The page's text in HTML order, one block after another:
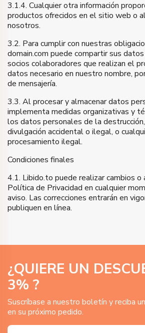
3.1.4. Cualquier otra información
productos ofrecidos en el sitio web o
nosotros.
3.2. Para cumplir con nuestras
domain.com puede compartir sus
socios colaboradores que realizan el
datos necesario en nuestro nombre,
de mensajería.
3.3. Al procesar y almacenar datos
implementa medidas organizativas y
los datos personales de la
divulgación accidental o ilegal, o
procesamiento ilegal.
Condiciones finales
4.1. Libido.to puede realizar cambios o
Política de Privacidad en cualquier
aviso. Las correcciones entrarán en
publiquen en línea.
¿QUIERE UN
3% ?
Suscríbase a nuestro boletín y reciba
en su próximo pedido.